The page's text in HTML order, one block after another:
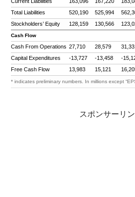
Total Liabilities
520,190 525,994
Stockholders’ Equity
128,159 130,566
Cash Flow
Cash From Operations 27,710 28,579
Capital Expenditures
-13,727 -13,458 -
Free Cash Flow
13,983 15,121
* indicates preliminary numbers. In millions except
スポンサーリ